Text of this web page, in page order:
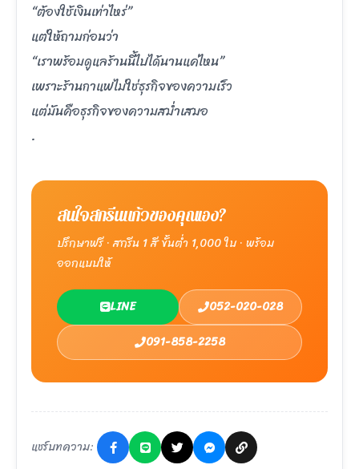
“ต้องใช้เงินเท่าไหร่”
แต่ให้ถามก่อนว่า
“เราพร้อมดูแลร้านนี้ไปได้นานแค่ไหน”
เพราะร้านกาแฟไม่ใช่ธุรกิจของความเร็ว
แต่มันคือธุรกิจของความสม่ำเสมอ
.
สนใจสกรีนแก้วของคุณเอง?
ปรึกษาฟรี · สกรีน 1 สี ขั้นต่ำ 1,000 ใบ · พร้อม
ออกแบบให้
LINE
052-020-028
091-858-2258
แชร์บทความ: